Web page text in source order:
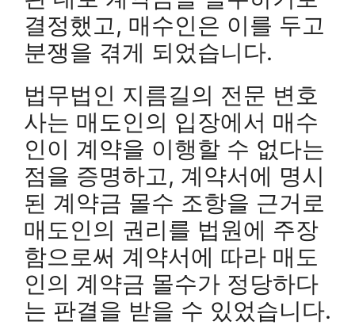
결정했고, 매수인은 이를 두고
분쟁을 겪게 되었습니다.
법무법인 지름길의 전문 변호
사는 매도인의 입장에서 매수
인이 계약을 이행할 수 없다는
점을 증명하고, 계약서에 명시
된 계약금 몰수 조항을 근거로
매도인의 권리를 법원에 주장
함으로써 계약서에 따라 매도
인의 계약금 몰수가 정당하다
는 판결을 받을 수 있었습니다.